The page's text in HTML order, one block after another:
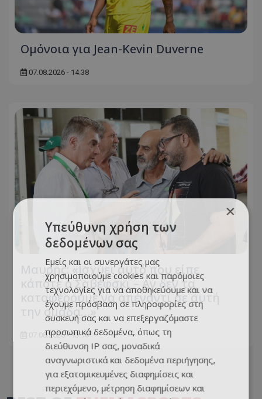
Ομόνοια για Jean-Kevin Duverne
07.08.2026 - 14:38
Μαυρής: «Ισχύει αυτό που είπε
κάποτε ο Σαβέφσκι – Αν δεν τα
καταφέρουμε να απέναντι σε αυτή
την ομάδα…»
07.08.2026 - 13:18
×
Υπεύθυνη χρήση των
δεδομένων σας
Εμείς και οι συνεργάτες μας
χρησιμοποιούμε cookies και παρόμοιες
τεχνολογίες για να αποθηκεύουμε και να
έχουμε πρόσβαση σε πληροφορίες στη
συσκευή σας και να επεξεργαζόμαστε
προσωπικά δεδομένα, όπως τη
διεύθυνση IP σας, μοναδικά
αναγνωριστικά και δεδομένα περιήγησης,
για εξατομικευμένες διαφημίσεις και
περιεχόμενο, μέτρηση διαφημίσεων και